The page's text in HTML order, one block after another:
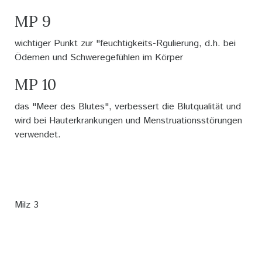
MP 9
wichtiger Punkt zur "feuchtigkeits-Rgulierung, d.h. bei
Ödemen und Schweregefühlen im Körper
MP 10
das "Meer des Blutes", verbessert die Blutqualität und
wird bei Hauterkrankungen und Menstruationsstörungen
verwendet.
Milz 3